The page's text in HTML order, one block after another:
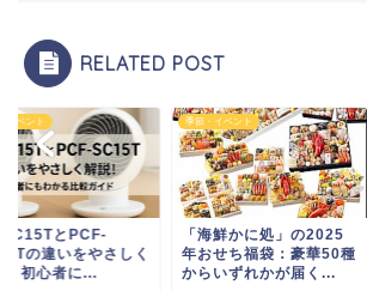
RELATED POST
季節・イベント
海鮮かに処」の2025
おせち福袋：豪華50種
らいずれかが届く...
季節・イベント
KONCIWA日傘はどこで
売ってる？公式・通販・
実店舗まとめ